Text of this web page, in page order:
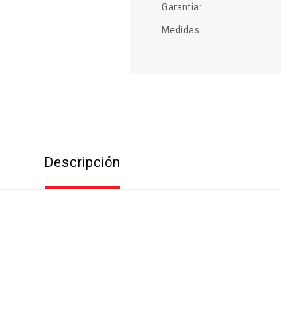
Garantía
Medidas
Descripción